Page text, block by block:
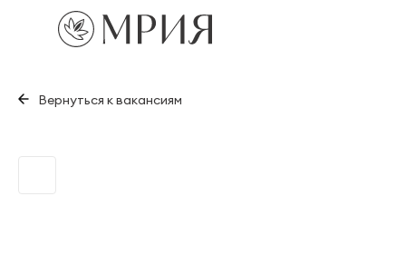
Вернуться к вакансиям